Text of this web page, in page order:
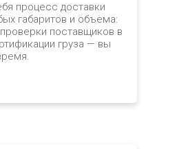
процесс доставки
габаритов и объема:
поставщиков в
груза — вы